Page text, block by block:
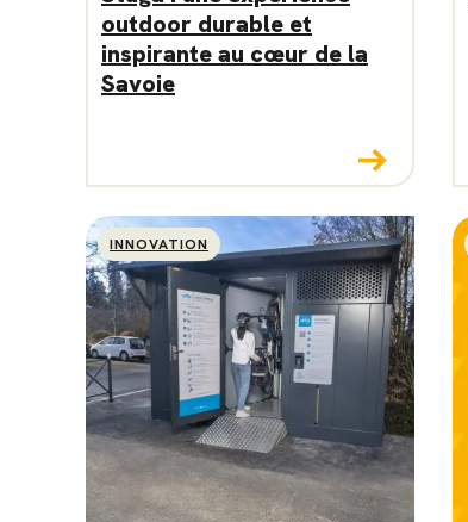
outdoor durable et
inspirante au cœur de la
Savoie
INNOVATION